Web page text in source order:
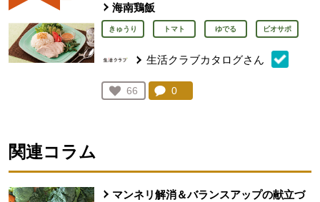
海南鶏飯
きゅうり トマト ゆでる ビオサポ
生活クラブカタログさん
お気に入り登録：
66
人が登録
コメント：
0
関連コラム
マンネリ解消＆バランスアップの献立づ